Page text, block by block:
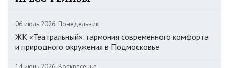
06 июль 2026, Понедельник
ЖК «Театральный»: гармония современного комфорта
и природного окружения в Подмосковье